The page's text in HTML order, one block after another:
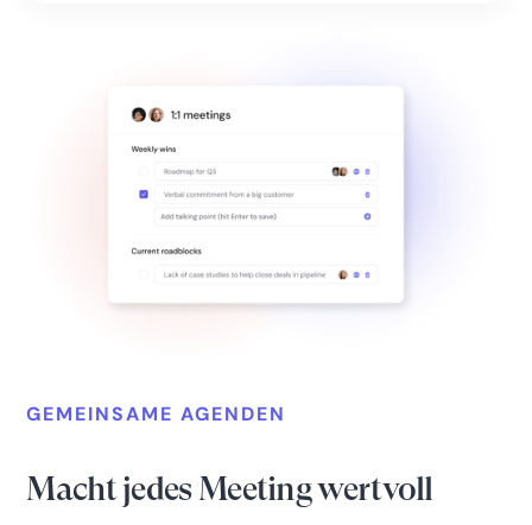
GEMEINSAME AGENDEN
Macht jedes Meeting wertvoll